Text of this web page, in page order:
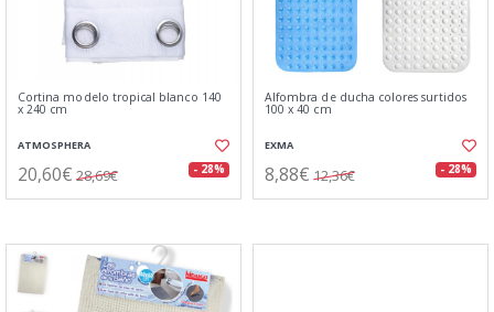
Cortina modelo tropical blanco 140
x 240 cm
ATMOSPHERA
20,60€ 28,69€ - 28%
Alfombra de ducha colores surtidos
100 x 40 cm
EXMA
8,88€ 12,36€ - 28%